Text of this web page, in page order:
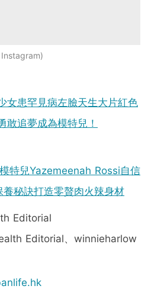
女患罕見病左臉天生大片紅色
追夢成為模特兒！
特兒Yazemeenah Rossi自信
秘訣打造零贅肉火辣身材
Editorial
Editorial、winnieharlow